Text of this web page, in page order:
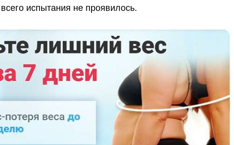
испытания не проявилось.